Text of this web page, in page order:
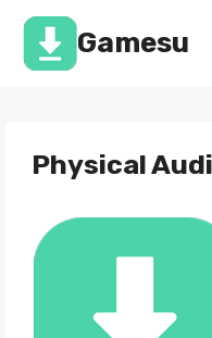
Перейти
содержимомуGamesu
Physical